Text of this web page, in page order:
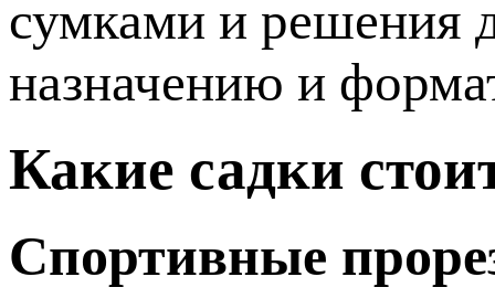
сумками и решения
назначению и
Какие садки
Спортивные